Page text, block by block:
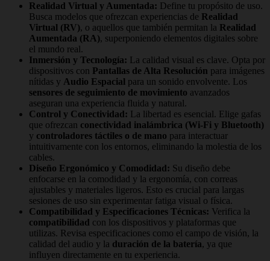
Realidad Virtual y Aumentada: Define tu propósito de uso.
Busca modelos que ofrezcan experiencias de Realidad
Virtual (RV), o aquellos que también permitan la Realidad
Aumentada (RA), superponiendo elementos digitales sobre
el mundo real.
Inmersión y Tecnología: La calidad visual es clave. Opta por
dispositivos con Pantallas de Alta Resolución para imágenes
nítidas y Audio Espacial para un sonido envolvente. Los
sensores de seguimiento de movimiento avanzados
aseguran una experiencia fluida y natural.
Control y Conectividad: La libertad es esencial. Elige gafas
que ofrezcan conectividad inalámbrica (Wi-Fi y Bluetooth)
y controladores táctiles o de mano para interactuar
intuitivamente con los entornos, eliminando la molestia de los
cables.
Diseño Ergonómico y Comodidad: Su diseño debe
enfocarse en la comodidad y la ergonomía, con correas
ajustables y materiales ligeros. Esto es crucial para largas
sesiones de uso sin experimentar fatiga visual o física.
Compatibilidad y Especificaciones Técnicas: Verifica la
compatibilidad con los dispositivos y plataformas que
utilizas. Revisa especificaciones como el campo de visión, la
calidad del audio y la duración de la batería, ya que
influyen directamente en tu experiencia.